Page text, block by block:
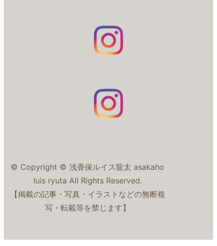
© Copyright © 浅香保ルイス龍太 asakaho
luis ryuta All Rights Reserved.
【掲載の記事・写真・イラストなどの無断複
写・転載等を禁じます】